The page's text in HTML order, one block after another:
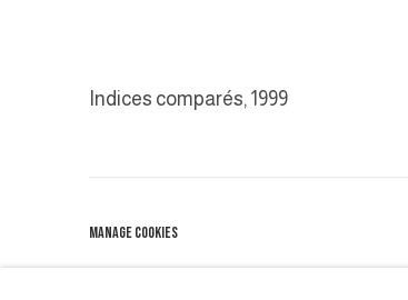
Indices comparés, 1999
MANAGE COOKIES